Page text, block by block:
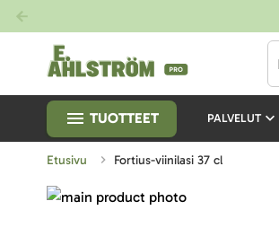
TUOTTEET PALVELUT
Etusivu Fortius-viinilasi 37 cl
Skip